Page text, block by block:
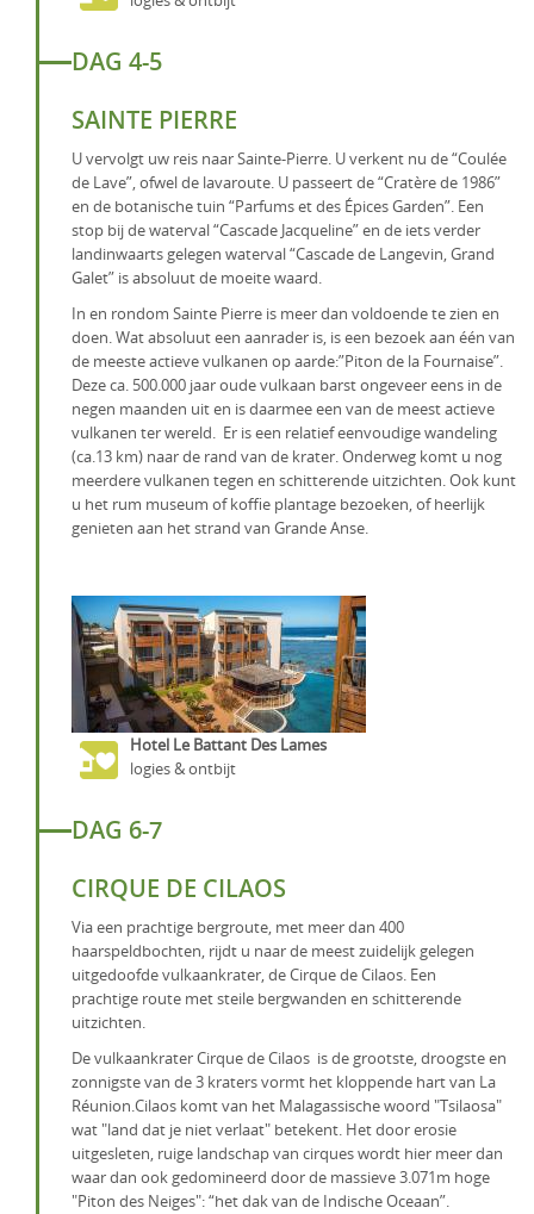
DAG 4-5
SAINTE PIERRE
U vervolgt uw reis naar Sainte-Pierre. U verkent nu de “Coulée
de Lave”, ofwel de lavaroute. U passeert de “Cratère de 1986”
en de botanische tuin “Parfums et des Épices Garden”. Een
stop bij de waterval “Cascade Jacqueline” en de iets verder
landinwaarts gelegen waterval “Cascade de Langevin, Grand
Galet” is absoluut de moeite waard.
In en rondom Sainte Pierre is meer dan voldoende te zien en
doen. Wat absoluut een aanrader is, is een bezoek aan één van
de meeste actieve vulkanen op aarde:”Piton de la Fournaise”.
Deze ca. 500.000 jaar oude vulkaan barst ongeveer eens in de
negen maanden uit en is daarmee een van de meest actieve
vulkanen ter wereld. Er is een relatief eenvoudige wandeling
(ca.13 km) naar de rand van de krater. Onderweg komt u nog
meerdere vulkanen tegen en schitterende uitzichten. Ook kunt
u het rum museum of koffie plantage bezoeken, of heerlijk
genieten aan het strand van Grande Anse.
Hotel Le Battant Des Lames
logies & ontbijt
DAG 6-7
CIRQUE DE CILAOS
Via een prachtige bergroute, met meer dan 400
haarspeldbochten, rijdt u naar de meest zuidelijk gelegen
uitgedoofde vulkaankrater, de Cirque de Cilaos. Een
prachtige route met steile bergwanden en schitterende
uitzichten.
De vulkaankrater Cirque de Cilaos is de grootste, droogste en
zonnigste van de 3 kraters vormt het kloppende hart van La
Réunion.Cilaos komt van het Malagassische woord "Tsilaosa"
wat "land dat je niet verlaat" betekent. Het door erosie
uitgesleten, ruige landschap van cirques wordt hier meer dan
waar dan ook gedomineerd door de massieve 3.071m hoge
"Piton des Neiges": “het dak van de Indische Oceaan”.